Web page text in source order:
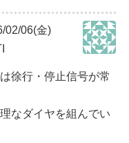
02/06(金)
徐行・停止信号が常
なダイヤを組んでい